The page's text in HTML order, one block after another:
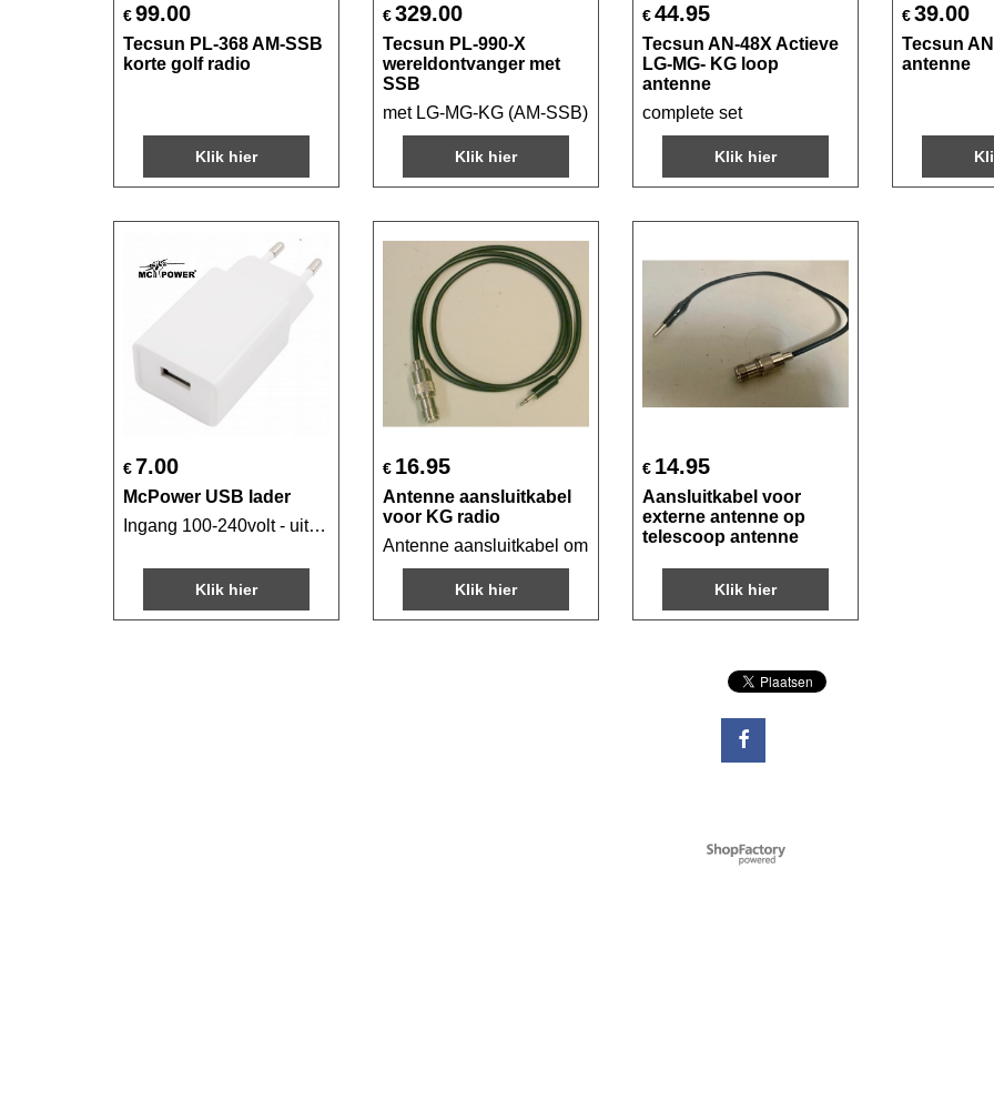
€99.00
Tecsun PL-368 AM-SSB
korte golf radio
Klik hier
€329.00
Tecsun PL-990-X
wereldontvanger met
SSB
met LG-MG-KG (AM-SSB) FM
Klik hier
€44.95
Tecsun AN-48X Actieve
LG-MG- KG loop
antenne
complete set
Klik hier
€39.00
Tecsun
antenne
€7.00
McPower USB lader
Ingang 100-240volt - uitgang 5volt 3 Ampere, 10watt USB-A
Klik hier
€ 16.95
Antenne aansluitkabel
voor KG radio
Antenne aansluitkabel om een buitenantenne aan een Korte Golf radio aan
Klik hier
€ 14.95
Aansluitkabel voor
externe antenne op
telescoop antenne
Klik hier
Webwinkel gemaakt met
ShopFactory webwinkel